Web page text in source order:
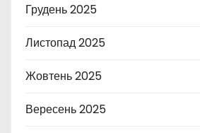
Грудень 2025
Листопад 2025
Жовтень 2025
Вересень 2025